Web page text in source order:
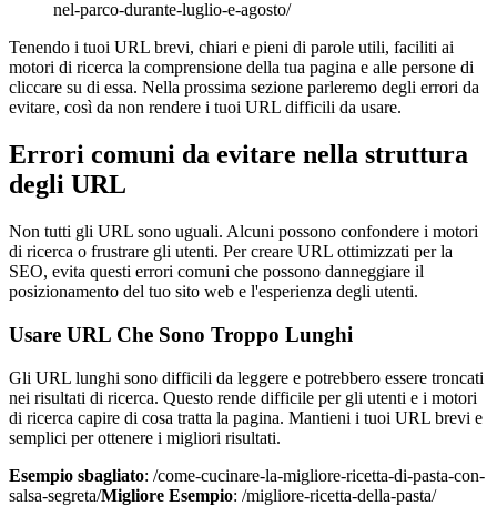
nel-parco-durante-luglio-e-agosto/
Tenendo i tuoi URL brevi, chiari e pieni di parole utili, faciliti ai
motori di ricerca la comprensione della tua pagina e alle persone di
cliccare su di essa. Nella prossima sezione parleremo degli errori da
evitare, così da non rendere i tuoi URL difficili da usare.
Errori comuni da evitare nella struttura
degli URL
Non tutti gli URL sono uguali. Alcuni possono confondere i motori
di ricerca o frustrare gli utenti. Per creare URL ottimizzati per la
SEO, evita questi errori comuni che possono danneggiare il
posizionamento del tuo sito web e l'esperienza degli utenti.
Usare URL Che Sono Troppo Lunghi
Gli URL lunghi sono difficili da leggere e potrebbero essere troncati
nei risultati di ricerca. Questo rende difficile per gli utenti e i motori
di ricerca capire di cosa tratta la pagina. Mantieni i tuoi URL brevi e
semplici per ottenere i migliori risultati.
Esempio sbagliato: /come-cucinare-la-migliore-ricetta-di-pasta-con-
salsa-segreta/Migliore Esempio: /migliore-ricetta-della-pasta/